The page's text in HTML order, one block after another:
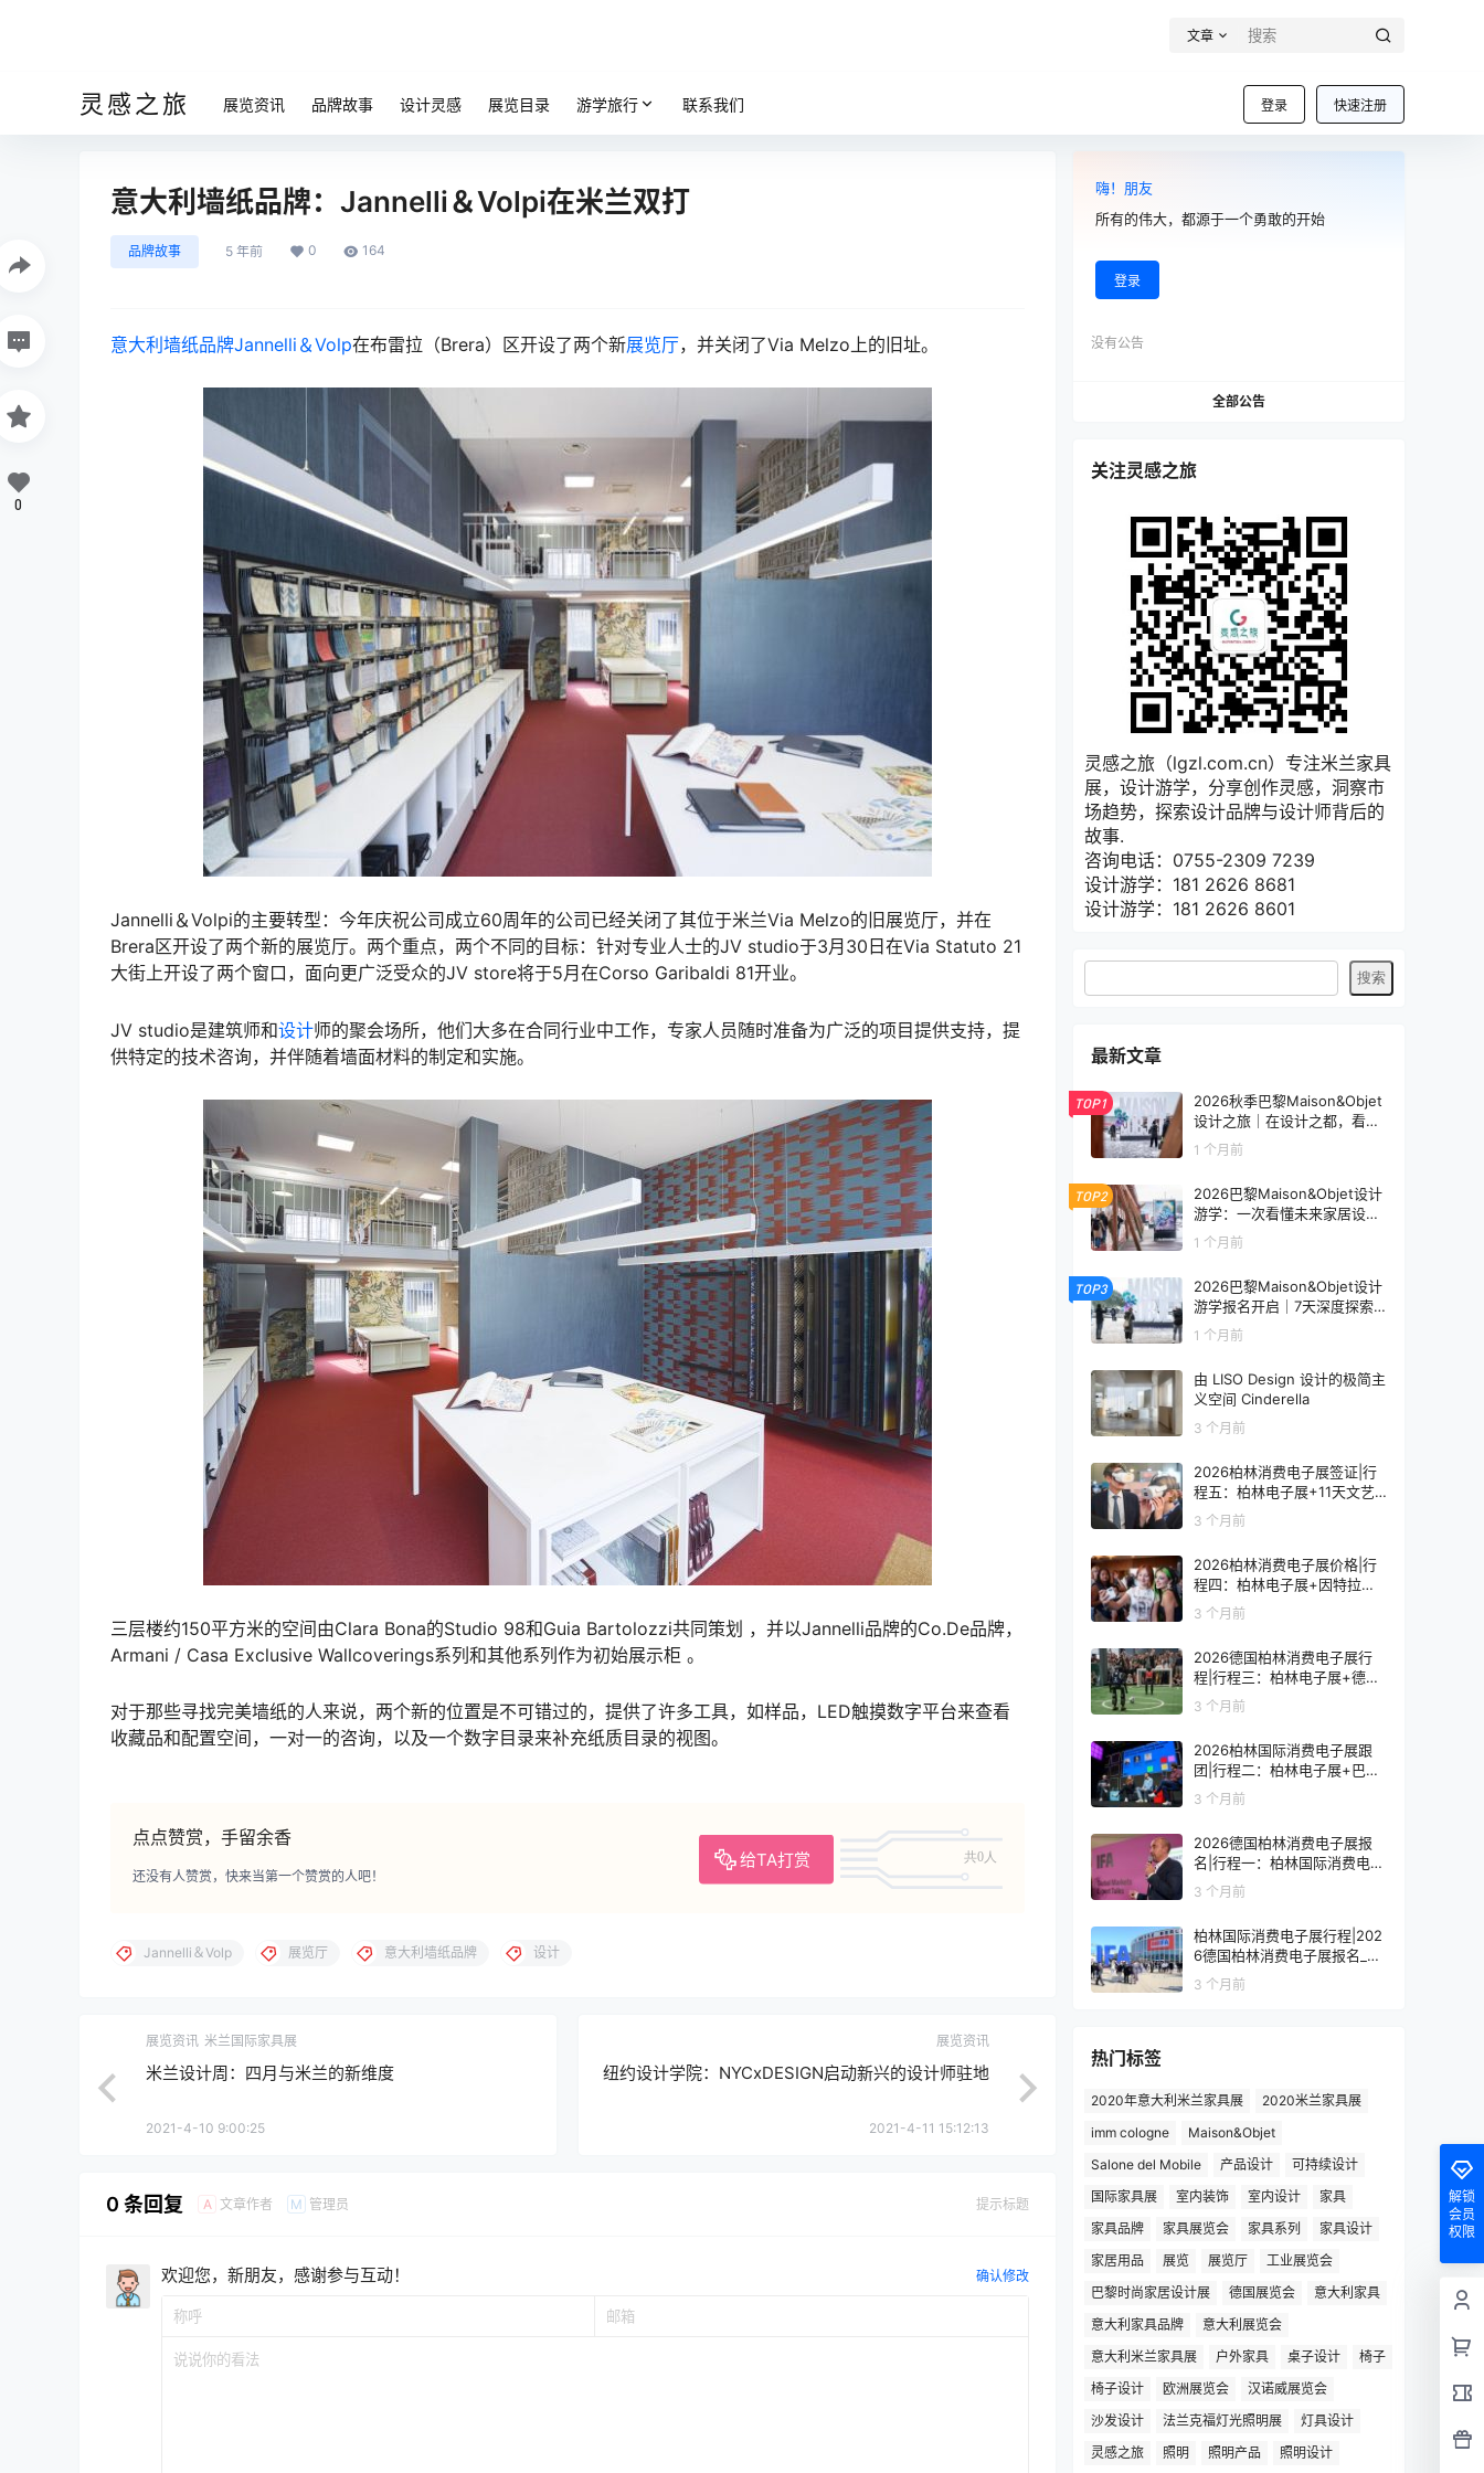
文章
灵感之旅 登录 快速注册
展览资讯 品牌故事 设计灵感 展览目录 游学旅行 联系我们
意大利墙纸品牌：Jannelli＆Volpi在米兰双打
品牌故事 5 年前 0 164
意大利墙纸品牌Jannelli＆Volp在布雷拉（Brera）区开设了两个新展览厅，并关闭了Via Melzo上的旧址。
Jannelli＆Volpi的主要转型：今年庆祝公司成立60周年的公司已经关闭了其位于米兰Via Melzo的旧展览厅，并在
Brera区开设了两个新的展览厅。两个重点，两个不同的目标：针对专业人士的JV studio于3月30日在Via Statuto 21
大街上开设了两个窗口，面向更广泛受众的JV store将于5月在Corso Garibaldi 81开业。
JV studio是建筑师和设计师的聚会场所，他们大多在合同行业中工作，专家人员随时准备为广泛的项目提供支持，提
供特定的技术咨询，并伴随着墙面材料的制定和实施。
三层楼约150平方米的空间由Clara Bona的Studio 98和Guia Bartolozzi共同策划 ，并以Jannelli品牌的Co.De品牌，
Armani / Casa Exclusive Wallcoverings系列和其他系列作为初始展示柜 。
对于那些寻找完美墙纸的人来说，两个新的位置是不可错过的，提供了许多工具，如样品，LED触摸数字平台来查看
收藏品和配置空间，一对一的咨询，以及一个数字目录来补充纸质目录的视图。
点点赞赏，手留余香
给TA打赏 共0人
还没有人赞赏，快来当第一个赞赏的人吧！
0
Jannelli＆Volp 展览厅 意大利墙纸品牌 设计
展览资讯 米兰国际家具展
米兰设计周：四月与米兰的新维度
2021-4-10 9:00:25
展览资讯
纽约设计学院：NYCxDESIGN启动新兴的设计师驻地
2021-4-11 15:12:13
0 条回复 A 文章作者 M 管理员 提示标题
欢迎您，新朋友，感谢参与互动！ 确认修改
嗨！朋友
所有的伟大，都源于一个勇敢的开始
登录
没有公告
全部公告
关注灵感之旅
灵感之旅（lgzl.com.cn）专注米兰家具
展，设计游学，分享创作灵感，洞察市
场趋势，探索设计品牌与设计师背后的
故事.
咨询电话：0755-2309 7239
设计游学：181 2626 8681
设计游学：181 2626 8601
最新文章
TOP1
2026秋季巴黎Maison&Objet
设计之旅｜在设计之都，看见
未来生活的模样
1 个月前
TOP2
2026巴黎Maison&Objet设计
游学：一次看懂未来家居设计
趋势
1 个月前
TOP3
2026巴黎Maison&Objet设计
游学报名开启｜7天深度探索
全球家居设计趋势
1 个月前
由 LISO Design 设计的极简主
义空间 Cinderella
3 个月前
2026柏林消费电子展签证|行
程五：柏林电子展+11天文艺
复兴之旅
3 个月前
2026柏林消费电子展价格|行
程四：柏林电子展+因特拉肯1
0天浪漫之旅
3 个月前
2026德国柏林消费电子展行
程|行程三：柏林电子展+德国
9天人文之旅
3 个月前
2026柏林国际消费电子展跟
团|行程二：柏林电子展+巴黎
8天艺术之旅
3 个月前
2026德国柏林消费电子展报
名|行程一：柏林国际消费电子
展观展7天
3 个月前
柏林国际消费电子展行程|202
6德国柏林消费电子展报名_价
格_门票_签证
3 个月前
热门标签
2020年意大利米兰家具展
2020米兰家具展
imm cologne
Maison&Objet
Salone del Mobile
产品设计
可持续设计
国际家具展
室内装饰 室内设计
家具
家具品牌
家具展览会 家具系列
家具设计
家居用品
展览 展览厅
工业展览会
巴黎时尚家居设计展
德国展览会
意大利家具
意大利家具品牌
意大利展览会
意大利米兰家具展
户外家具 桌子设计
椅子
椅子设计
欧洲展览会
汉诺威展览会
沙发设计
法兰克福灯光照明展
灯具设计
灵感之旅
照明 照明产品 照明设计
解锁
会员
权限